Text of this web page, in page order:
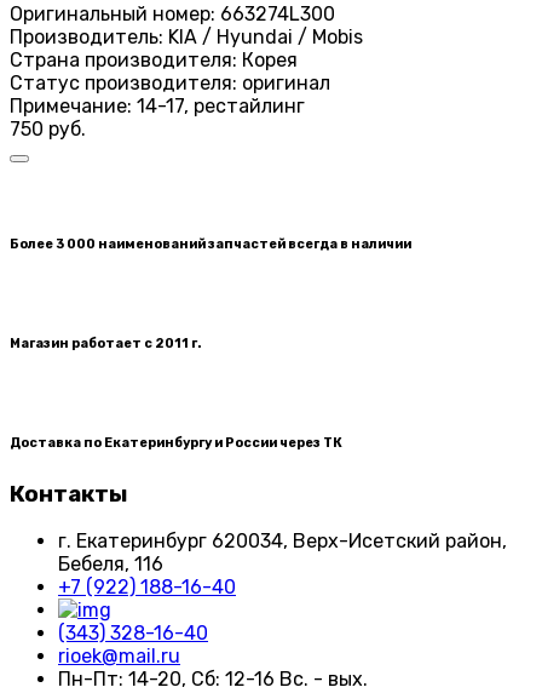
Оригинальный номер: 663274L300
Производитель: KIA / Hyundai / Mobis
Страна производителя: Корея
Статус производителя: оригинал
Примечание: 14-17, рестайлинг
750 руб.
Более 3 000 наименований запчастей всегда в наличии
Магазин работает с 2011 г.
Доставка по Екатеринбургу и России через ТК
Контакты
г. Екатеринбург​ 620034, Верх-Исетский район,
Бебеля, 116
+7 (922) 188-16-40
(343) 328-16-40
rioek@mail.ru
Пн-Пт: 14-20, Сб: 12-16 Вс. - вых.